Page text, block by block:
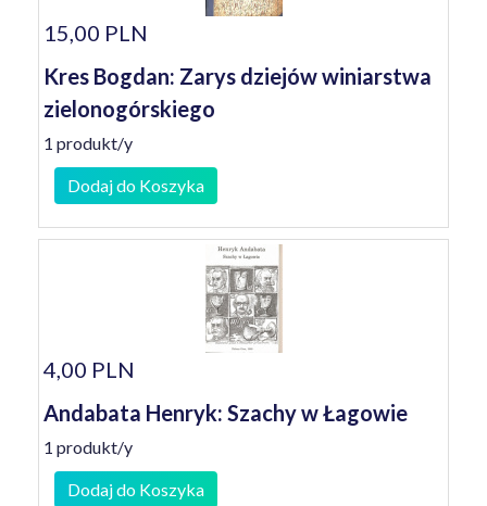
15,00 PLN
Kres Bogdan: Zarys dziejów winiarstwa
zielonogórskiego
1 produkt/y
Dodaj do Koszyka
4,00 PLN
Andabata Henryk: Szachy w Łagowie
1 produkt/y
Dodaj do Koszyka